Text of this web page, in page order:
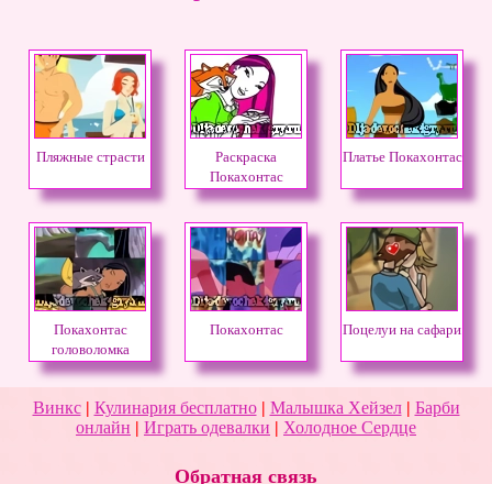
Пляжные страсти
Раскраска
Покахонтас
Платье Покахонтас
Покахонтас
головоломка
Покахонтас Поцелуи на сафари
Винкс| Кулинария бесплатно| Малышка Хейзел| Барби
онлайн | Играть одевалки | Холодное Сердце
Обратная связь